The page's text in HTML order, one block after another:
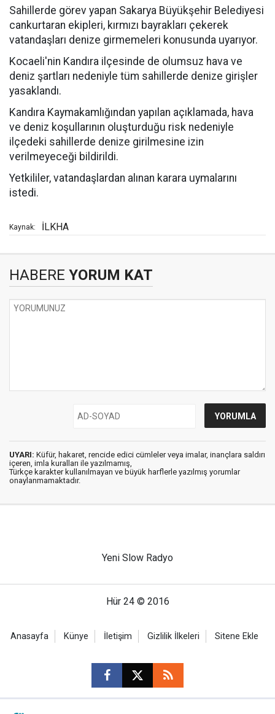
Sahillerde görev yapan Sakarya Büyükşehir Belediyesi
cankurtaran ekipleri, kırmızı bayrakları çekerek
vatandaşları denize girmemeleri konusunda uyarıyor.
Kocaeli'nin Kandıra ilçesinde de olumsuz hava ve
deniz şartları nedeniyle tüm sahillerde denize girişler
yasaklandı.
Kandıra Kaymakamlığından yapılan açıklamada, hava
ve deniz koşullarının oluşturduğu risk nedeniyle
ilçedeki sahillerde denize girilmesine izin
verilmeyeceği bildirildi.
Yetkililer, vatandaşlardan alınan karara uymalarını
istedi.
Kaynak: İLKHA
HABERE YORUM KAT
UYARI: Küfür, hakaret, rencide edici cümleler veya imalar, inançlara saldırı
içeren, imla kuralları ile yazılmamış,
Türkçe karakter kullanılmayan ve büyük harflerle yazılmış yorumlar
onaylanmamaktadır.
Yeni Slow Radyo
Hür 24 © 2016
Anasayfa Künye İletişim Gizlilik İlkeleri Sitene Ekle